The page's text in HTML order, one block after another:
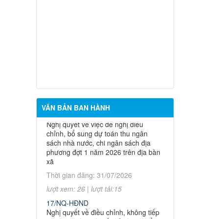
VĂN BẢN BAN HÀNH
Nghị quyết về việc đề nghị điều
chỉnh, bổ sung dự toán thu ngân
sách nhà nước, chi ngân sách địa
phương đợt 1 năm 2026 trên địa bàn
xã
Thời gian đăng: 31/07/2026
lượt xem: 26 | lượt tải:15
17/NQ-HĐND
Nghị quyết về điều chỉnh, không tiếp
tục thực hiện một số chỉ tiêu và bổ
sung giải pháp thực hiện kế hoạch
Thông báo về việc niêm yết công khai
hồ sơ mất giấy chứng nhận quyền sử
dụng đất bà Nguyễn Thị Nguyệt Quới địa
chỉ thửa tại xã Hưng Thịnh, Thành phố
Đồng Nai